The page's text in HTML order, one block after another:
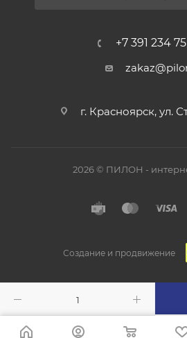
+7 391 234
г. Красноярск, ул.
2026 © ПИЛОН -
Создание и продвижение